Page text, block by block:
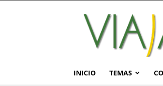
Viajar
INICIO TEMAS